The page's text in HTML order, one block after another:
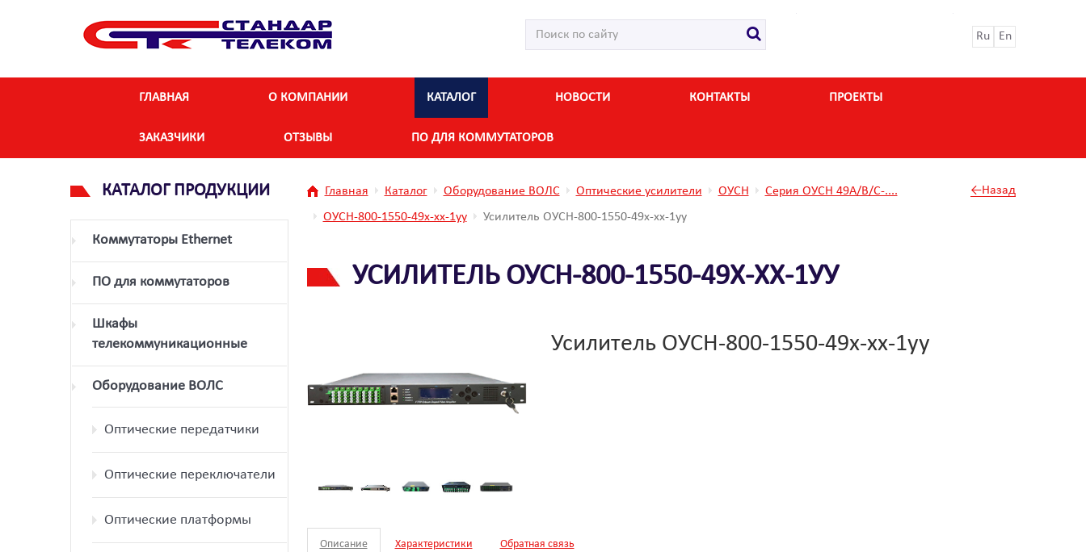
Ru En
ГЛАВНАЯ О КОМПАНИИ КАТАЛОГ НОВОСТИ КОНТАКТЫ ПРОЕКТЫ
ЗАКАЗЧИКИ ОТЗЫВЫ ПО ДЛЯ КОММУТАТОРОВ
КАТАЛОГ ПРОДУКЦИИ
Коммутаторы Ethernet
ПО для коммутаторов
Шкафы
телекоммуникационные
Оборудование ВОЛС
Оптические передатчики
Оптические переключатели
Оптические платформы
Главная Каталог Оборудование ВОЛС Оптические усилители ОУСН
Серия ОУСН 49А/В/С-....
ОУСН-800-1550-49х-хх-1уу
Усилитель ОУСН-800-1550-49х-хх-1уу
←Назад
УСИЛИТЕЛЬ ОУСН-800-1550-49Х-ХХ-1УУ
Усилитель ОУСН-800-1550-49х-хх-1уу
Описание Характеристики Обратная связь